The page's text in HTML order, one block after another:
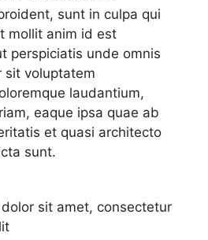
sunt in culpa qui
mollit anim id est
perspiciatis unde omnis
sit voluptatem
laudantium,
eaque ipsa quae ab
et quasi architecto
sunt.
sit amet, consectetur